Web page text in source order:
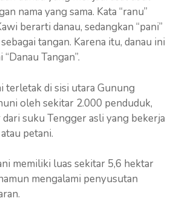
nama yang sama. Kata “ranu”
berarti danau, sedangkan “pani”
tangan. Karena itu, danau ini
Tangan”.
terletak di sisi utara Gunung
oleh sekitar 2.000 penduduk,
dari suku Tengger asli yang bekerja
petani.
memiliki luas sekitar 5,6 hektar
mengalami penyusutan